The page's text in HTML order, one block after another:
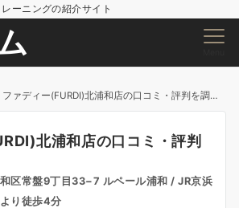
ーニングの紹介サイト
ファディー(FURDI)北浦和店の口コミ・評判を調査！
北浦和店の口コミ・評判
区常盤9丁目33−7 ルペール浦和 / JR京浜
り徒歩4分